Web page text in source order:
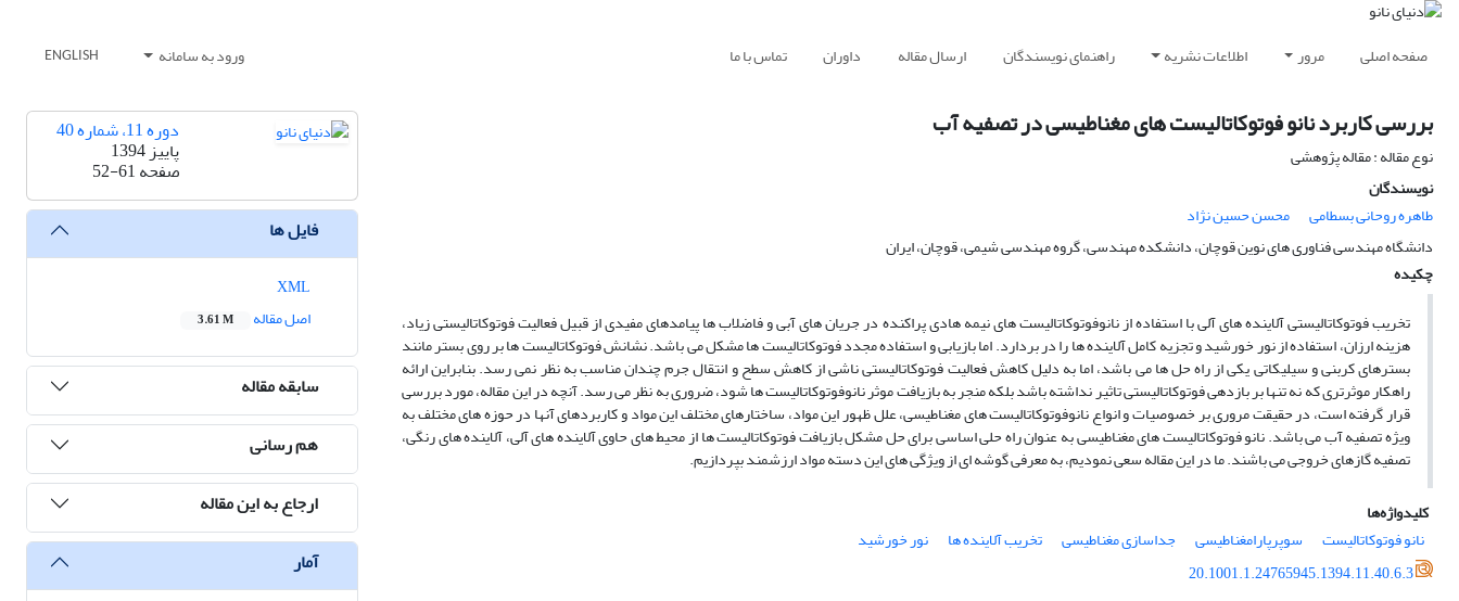
صفحه اصلی مرور اطلاعات نشریه راهنمای نویسندگان ارسال مقاله داوران تماس با ما ورود به سامانه ENGLISH
بررسی کاربرد نانو فوتوکاتالیست های مغناطیسی در تصفیه آب
نوع مقاله : مقاله پژوهشی
نویسندگان
طاهره روحانی بسطامی
محسن حسین نژاد
دانشگاه مهندسی فناوری های نوین قوچان، دانشکده مهندسی، گروه مهندسی شیمی، قوچان، ایران
چکیده
تخریب فوتوکاتالیستی آلاینده های آلی با استفاده از نانوفوتوکاتالیست های نیمه هادی پراکنده در جریان های آبی و فاضلاب ها پیامدهای مفیدی از قبیل فعالیت فوتوکاتالیستی زیاد،
هزینه ارزان، استفاده از نور خورشید و تجزیه کامل آلاینده ها را در بردارد. اما بازیابی و استفاده مجدد فوتوکاتالیست ها مشکل می باشد. نشانش فوتوکاتالیست ها بر روی بستر مانند
بسترهای کربنی و سیلیکاتی یکی از راه حل ها می باشد، اما به دلیل کاهش فعالیت فوتوکاتالیستی ناشی از کاهش سطح و انتقال جرم چندان مناسب به نظر نمی رسد. بنابراین ارائه
راهکار موثرتری که نه تنها بر بازدهی فوتوکاتالیستی تاثیر نداشته باشد بلکه منجر به بازیافت موثر نانوفوتوکاتالیست ها شود، ضروری به نظر می رسد. آنچه در این مقاله، مورد بررسی
قرار گرفته است، در حقیقت مروری بر خصوصیات و انواع نانوفوتوکاتالیست های مغناطیسی، علل ظهور این مواد، ساختارهای مختلف این مواد و کاربردهای آنها در حوزه های مختلف به
ویژه تصفیه آب می باشد. نانو فوتوکاتالیست های مغناطیسی به عنوان راه حلی اساسی برای حل مشکل بازیافت فوتوکاتالیست ها از محیط های حاوی آلاینده های آلی، آلاینده های رنگی،
تصفیه گازهای خروجی می باشند. ما در این مقاله سعی نمودیم، به معرفی گوشه ای از ویژگی های این دسته مواد ارزشمند بپردازیم.
کلیدواژه‌ها
نانو فوتوکاتالیست
سوپرپارامغناطیسی جداسازی مغناطیسی تخریب آلاینده ها
نور خورشید
20.1001.1.24765945.1394.11.40.6.3
دوره 11، شماره 40
پاییز 1394
صفحه52-61
فایل ها
اصل مقاله
3.61 M
سابقه مقاله
هم رسانی
ارجاع به این مقاله
آمار